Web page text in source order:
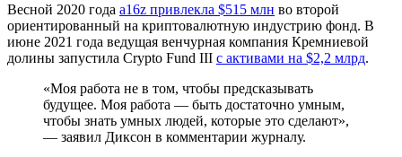
Весной 2020 года a16z привлекла $515 млн во второй
ориентированный на криптовалютную индустрию фонд. В
июне 2021 года ведущая венчурная компания Кремниевой
долины запустила Crypto Fund III с активами на $2,2 млрд.
«Моя работа не в том, чтобы предсказывать
будущее. Моя работа — быть достаточно умным,
чтобы знать умных людей, которые это сделают»,
— заявил Диксон в комментарии журналу.